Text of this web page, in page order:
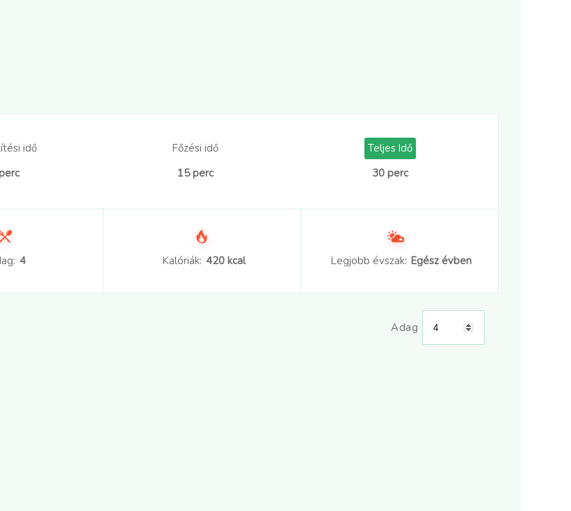
idő
Főzési idő
15 perc
Teljes Idő
30 perc
4 Kalóriák: 420 kcal Legjobb évszak: Egész évben
Adag